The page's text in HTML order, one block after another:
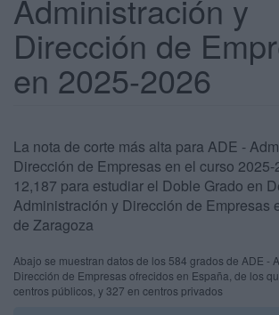
Administración y
Dirección de
en 2025-2026
La nota de corte más alta para ADE -
Dirección de Empresas en el curso
12,187 para estudiar el Doble Grado en
Administración y Dirección de Empresas
de Zaragoza
Abajo se muestran datos de los 584 grados de ADE -
Dirección de Empresas ofrecidos en España, de los
centros públicos, y 327 en centros privados